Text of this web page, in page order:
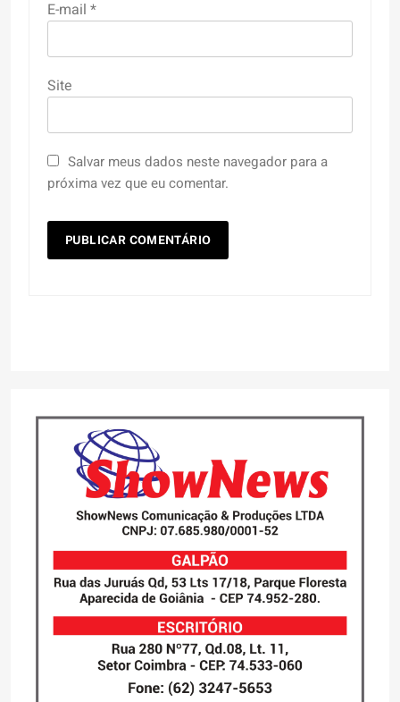
E-mail *
Site
Salvar meus dados neste navegador para a
próxima vez que eu comentar.